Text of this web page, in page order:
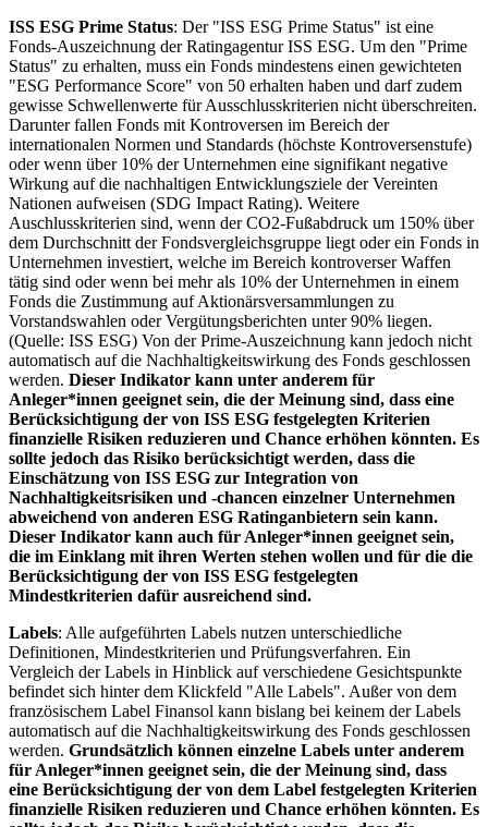
ISS ESG Prime Status: Der "ISS ESG Prime Status" ist eine
Fonds-Auszeichnung der Ratingagentur ISS ESG. Um den "Prime
Status" zu erhalten, muss ein Fonds mindestens einen gewichteten
"ESG Performance Score" von 50 erhalten haben und darf zudem
gewisse Schwellenwerte für Ausschlusskriterien nicht überschreiten.
Darunter fallen Fonds mit Kontroversen im Bereich der
internationalen Normen und Standards (höchste Kontroversenstufe)
oder wenn über 10% der Unternehmen eine signifikant negative
Wirkung auf die nachhaltigen Entwicklungsziele der Vereinten
Nationen aufweisen (SDG Impact Rating). Weitere
Auschlusskriterien sind, wenn der CO2-Fußabdruck um 150% über
dem Durchschnitt der Fondsvergleichsgruppe liegt oder ein Fonds in
Unternehmen investiert, welche im Bereich kontroverser Waffen
tätig sind oder wenn bei mehr als 10% der Unternehmen in einem
Fonds die Zustimmung auf Aktionärsversammlungen zu
Vorstandswahlen oder Vergütungsberichten unter 90% liegen.
(Quelle: ISS ESG) Von der Prime-Auszeichnung kann jedoch nicht
automatisch auf die Nachhaltigkeitswirkung des Fonds geschlossen
werden. Dieser Indikator kann unter anderem für
Anleger*innen geeignet sein, die der Meinung sind, dass eine
Berücksichtigung der von ISS ESG festgelegten Kriterien
finanzielle Risiken reduzieren und Chance erhöhen könnten. Es
sollte jedoch das Risiko berücksichtigt werden, dass die
Einschätzung von ISS ESG zur Integration von
Nachhaltigkeitsrisiken und -chancen einzelner Unternehmen
abweichend von anderen ESG Ratinganbietern sein kann.
Dieser Indikator kann auch für Anleger*innen geeignet sein,
die im Einklang mit ihren Werten stehen wollen und für die die
Berücksichtigung der von ISS ESG festgelegten
Mindestkriterien dafür ausreichend sind.
Labels: Alle aufgeführten Labels nutzen unterschiedliche
Definitionen, Mindestkriterien und Prüfungsverfahren. Ein
Vergleich der Labels in Hinblick auf verschiedene Gesichtspunkte
befindet sich hinter dem Klickfeld "Alle Labels". Außer von dem
französischem Label Finansol kann bislang bei keinem der Labels
automatisch auf die Nachhaltigkeitswirkung des Fonds geschlossen
werden. Grundsätzlich können einzelne Labels unter anderem
für Anleger*innen geeignet sein, die der Meinung sind, dass
eine Berücksichtigung der von dem Label festgelegten Kriterien
finanzielle Risiken reduzieren und Chance erhöhen könnten. Es